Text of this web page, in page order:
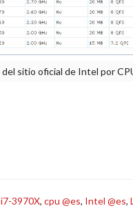
sitio oficial de Intel por
3970X,cpu @es, Intel @es,